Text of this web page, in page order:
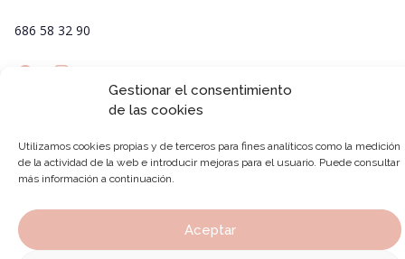
Gestionar el consentimiento
de las cookies
Utilizamos cookies propias y de terceros para fines analíticos como la medición
de la actividad de la web e introducir mejoras para el usuario. Puede consultar
más información a continuación.
Aceptar
686 58 32 90